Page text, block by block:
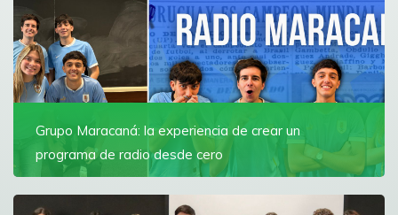
Florencia Herrera, profesional de la comunicación
corporativa con más de 25 años en empresas
multinacionales y regionales, hablo de su experiencia
trabajando en UPM
Ver más
Grupo Maracaná: la experiencia de crear un
programa de radio desde cero
deportivo propio que se realiza en la sala de radio de